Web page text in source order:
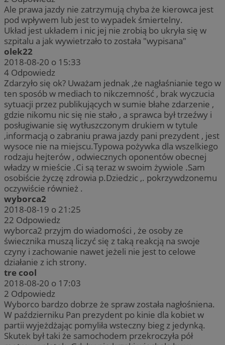
Ale prawa jazdy nie zatrzymują chyba że kierowca jest
pod wpływem lub jest to wypadek śmiertelny.
Układ jest układem i nic jej nie zrobią bo ukryła się w
szpitalu a jak wywietrzało to została "wypisana"
olek22
2018-08-20 o 15:33
4 Odpowiedz
Zdarzyło się ok? Uważam jednak ,że nagłaśnianie tego w
ten sposób w mediach to nikczemność , brak wyczucia
sytuacji przez publikujących w sumie błahe zdarzenie ,
gdzie nikomu nic się nie stało , a sprawca był trzeźwy i
posługiwanie się wytłuszczonym drukiem w tytule
,informacją o zabraniu prawa jazdy pani prezydent , jest
wysoce nie na miejscu.Typowa pożywka dla wszelkiego
rodzaju hejterów , odwiecznych oponentów obecnej
władzy w mieście .Ci są teraz w swoim żywiole .Sam
osobiście życzę zdrowia p.Dziedzic ,. pokrzywdzonemu
oczywiście również .
wyborca2
2018-08-19 o 21:25
22 Odpowiedz
wyborca2 przyjm do wiadomości , że osoby ze
świecznika muszą liczyć się z taką reakcją na swoje
czyny i zachowanie nawet jeżeli nie jest to celowe
działanie z ich strony.
tre cool
2018-08-20 o 17:03
2 Odpowiedz
Wyborco bardzo dobrze że spraw została nagłośniena.
W październiku Pan prezydent po kinie dla kobiet w
partii wyjeżdżając pomyliła wsteczny bieg z jedynką.
Skutek był taki że samochodem przekroczyła pół